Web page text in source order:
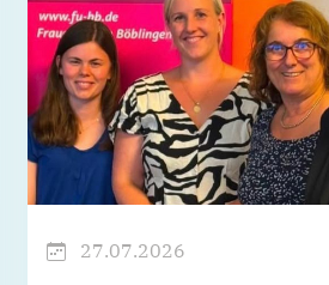
27.07.2026